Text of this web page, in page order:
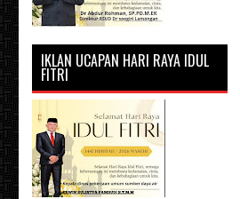
IKLAN UCAPAN HARI RAYA IDUL
FITRI